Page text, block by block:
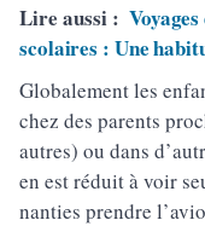
Lire aussi :
scolaires : Une
Globalement les
chez des parents
autres) ou dans
en est réduit à voir
nanties prendre